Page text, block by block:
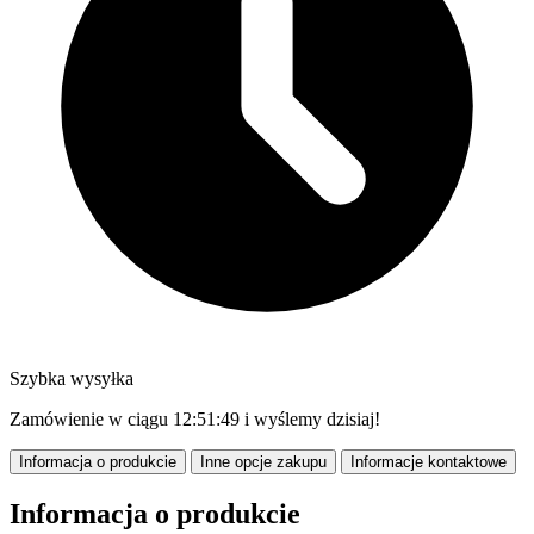
Szybka wysyłka
Zamówienie w ciągu 12:51:49 i wyślemy dzisiaj!
Informacja o produkcie Inne opcje zakupu Informacje kontaktowe
Informacja o produkcie